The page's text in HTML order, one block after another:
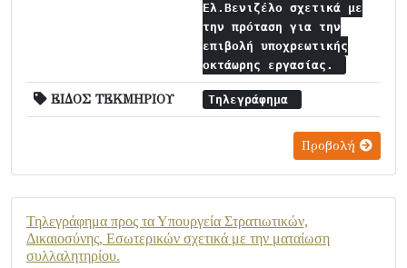
Ελ.Βενιζέλο σχετικά με
την πρόταση για την
επιβολή υποχρεωτικής
οκτάωρης εργασίας.
ΕΙΔΟΣ ΤΕΚΜΗΡΙΟΥ Τηλεγράφημα
Προβολή
Τηλεγράφημα προς τα Υπουργεία Στρατιωτικών,
Δικαιοσύνης, Εσωτερικών σχετικά με την ματαίωση
συλλαλητηρίου.